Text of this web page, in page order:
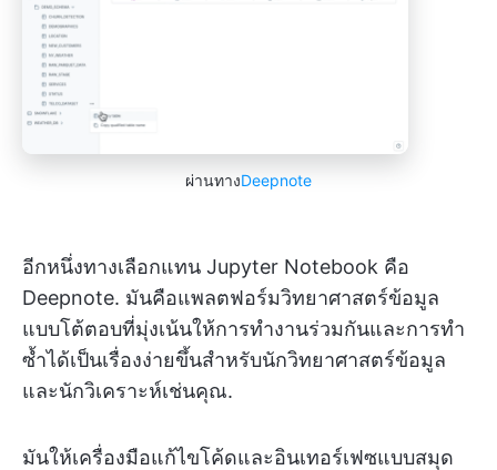
ผ่านทางDeepnote
อีกหนึ่งทางเลือกแทน Jupyter Notebook คือ
Deepnote. มันคือแพลตฟอร์มวิทยาศาสตร์ข้อมูล
แบบโต้ตอบที่มุ่งเน้นให้การทำงานร่วมกันและการทำ
ซ้ำได้เป็นเรื่องง่ายขึ้นสำหรับนักวิทยาศาสตร์ข้อมูล
และนักวิเคราะห์เช่นคุณ.
มันให้เครื่องมือแก้ไขโค้ดและอินเทอร์เฟซแบบสมุด